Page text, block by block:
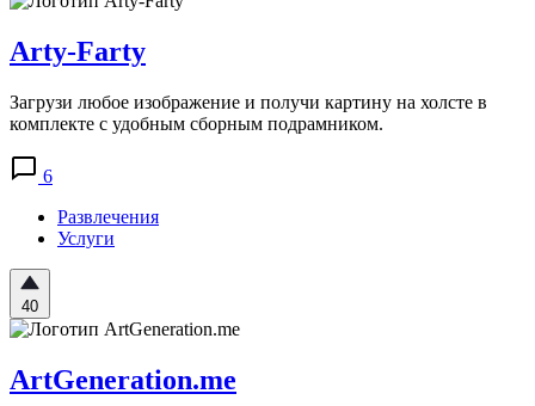
Arty-Farty
Загрузи любое изображение и получи картину на холсте в
комплекте с удобным сборным подрамником.
6
Развлечения
Услуги
40
ArtGeneration.me